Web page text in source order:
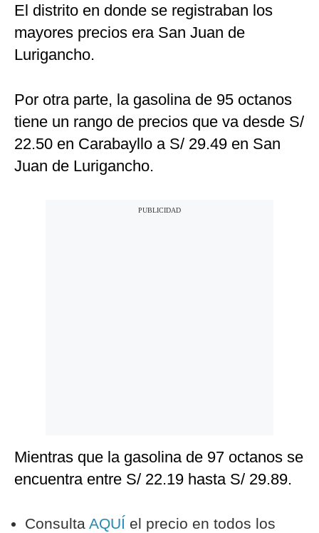
El distrito en donde se registraban los
mayores precios era San Juan de
Lurigancho.
Por otra parte, la gasolina de 95 octanos
tiene un rango de precios que va desde S/
22.50 en Carabayllo a S/ 29.49 en San
Juan de Lurigancho.
Mientras que la gasolina de 97 octanos se
encuentra entre S/ 22.19 hasta S/ 29.89.
Consulta AQUÍ el precio en todos los